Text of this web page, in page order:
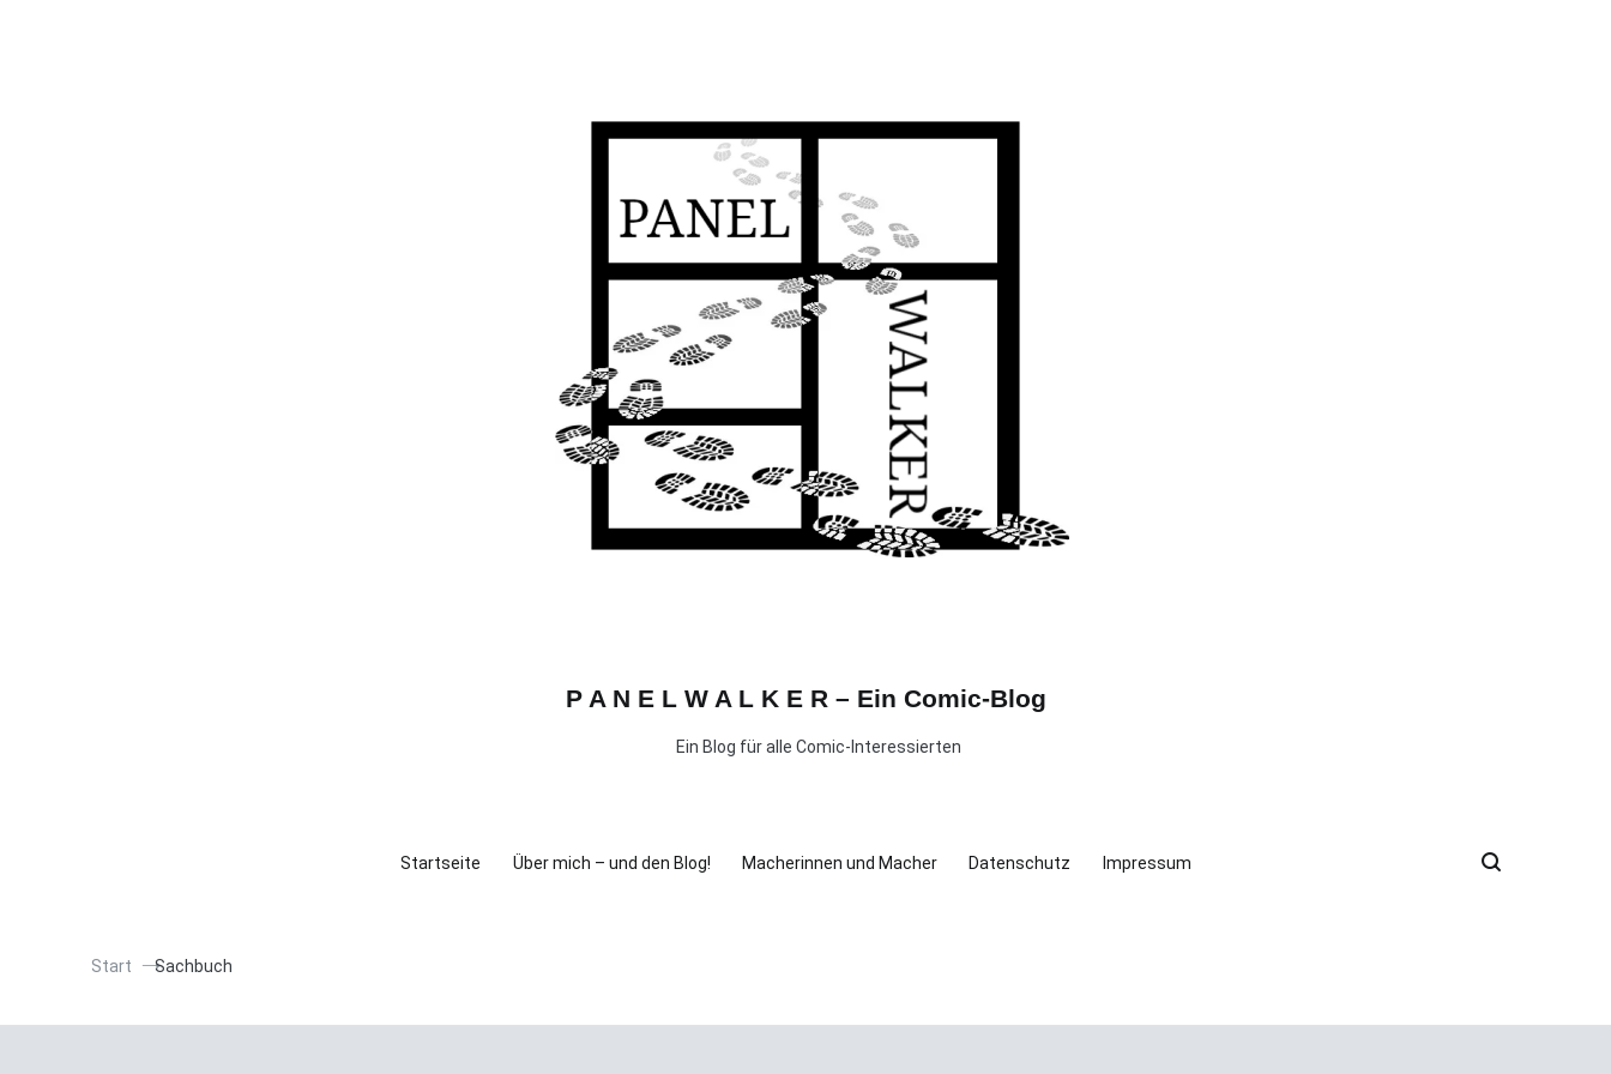
P A N E L W A L K E R – Ein Comic-Blog
Ein Blog für alle Comic-Interessierten
Startseite Über mich – und den Blog! Macherinnen und Macher Datenschutz Impressum
Start Sachbuch